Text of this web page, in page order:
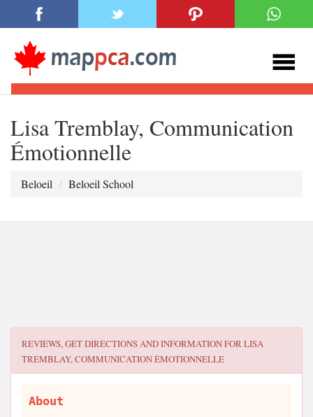
Lisa Tremblay, Communication
Émotionnelle
Beloeil Beloeil School
REVIEWS, GET DIRECTIONS AND INFORMATION FORLISA
TREMBLAY, COMMUNICATION ÉMOTIONNELLE
About